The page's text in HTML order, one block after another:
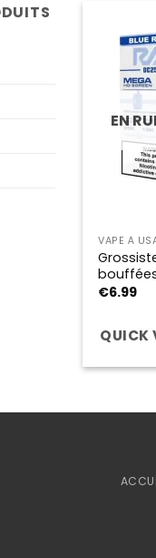
EN
VAPE À
€6.99
QUICK